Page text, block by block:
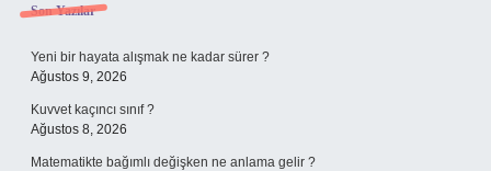
Sidebar
Son Yazılar
Yeni bir hayata alışmak ne kadar sürer ?
Ağustos 9, 2026
Kuvvet kaçıncı sınıf ?
Ağustos 8, 2026
Matematikte bağımlı değişken ne anlama gelir ?